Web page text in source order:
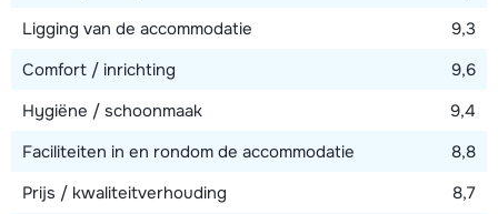
Ligging van de accommodatie
9,3
Comfort / inrichting
9,6
Hygiëne / schoonmaak
9,4
Faciliteiten in en rondom de accommodatie
8,8
Prijs / kwaliteitverhouding
8,7